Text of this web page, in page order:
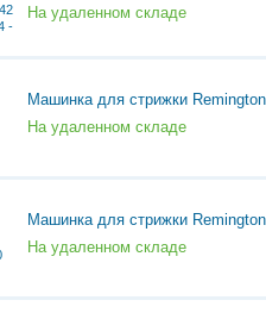
На удаленном складе
Машинка для стрижки
На удаленном складе
Машинка для стрижки
На удаленном складе